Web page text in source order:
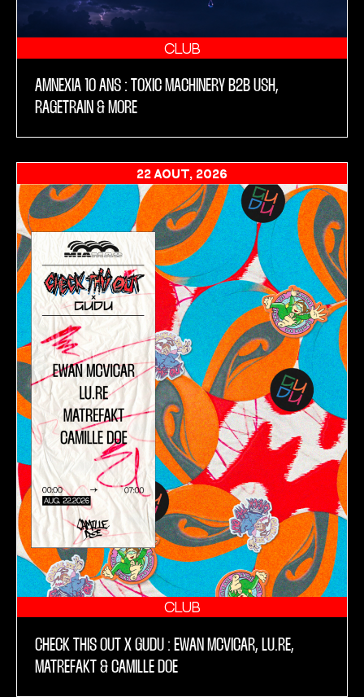
CLUB
AMNEXIA 10 ANS : TOXIC MACHINERY B2B USH,
RAGETRAIN & MORE
22 AOÛT, 2026
CLUB
CHECK THIS OUT X GUDU : EWAN MCVICAR, LU.RE,
MATREFAKT & CAMILLE DOE